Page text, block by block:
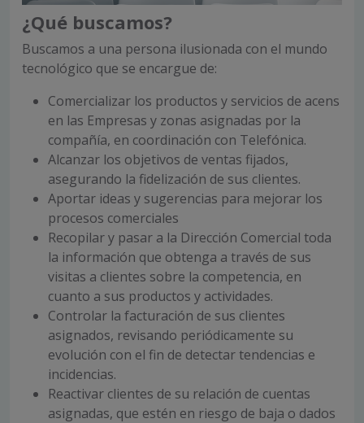
¿Qué buscamos?
Buscamos a una persona ilusionada con el mundo
tecnológico que se encargue de:
Comercializar los productos y servicios de acens
en las Empresas y zonas asignadas por la
compañía, en coordinación con Telefónica.
Alcanzar los objetivos de ventas fijados,
asegurando la fidelización de sus clientes.
Aportar ideas y sugerencias para mejorar los
procesos comerciales
Recopilar y pasar a la Dirección Comercial toda
la información que obtenga a través de sus
visitas a clientes sobre la competencia, en
cuanto a sus productos y actividades.
Controlar la facturación de sus clientes
asignados, revisando periódicamente su
evolución con el fin de detectar tendencias e
incidencias.
Reactivar clientes de su relación de cuentas
asignadas, que estén en riesgo de baja o dados